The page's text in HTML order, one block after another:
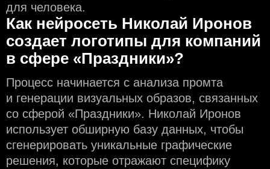
для человека.
Как нейросеть Николай Иронов
создаeт логотипы для компаний
в сфере «Праздники»?
Процесс начинается с анализа промта
и генерации визуальных образов, связанных
со сферой «Праздники». Николай Иронов
использует обширную базу данных, чтобы
сгенерировать уникальные графические
решения, которые отражают специфику